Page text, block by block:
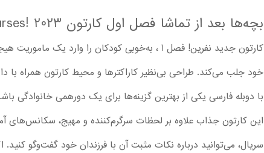
بچه‌ها بعد از تماشا فصل اول کارتون Curses! 2023 چه نکات مثبتی یاد می‌گیرند؟
کارتون جدید نفرین! فصل 1 ، به‌خوبی کودکان را
با دوبله فارسی یکی از بهترین گزینه‌ها برای یک دورهمی خانوادگی
این کارتون جذاب علاوه بر لحظات سرگرم‌کننده و مهیج، سکانس‌های
سریال، می‌توانید درباره نکات مثبت آن با فرزندان خود گفت‌وگو